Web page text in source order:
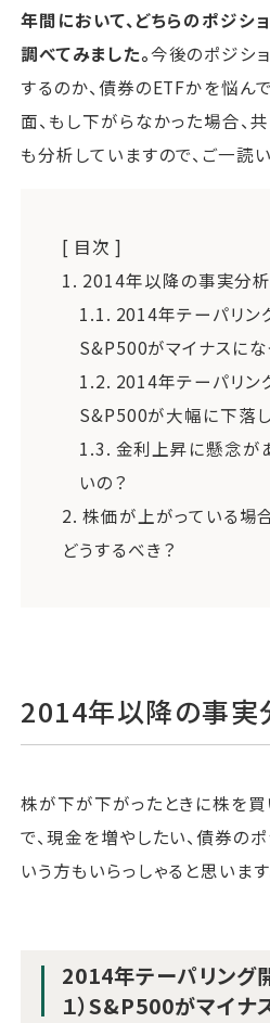
年間において、どちらのポジシ
調べてみました。今後のポジシ
するのか、債券のETFかを悩ん
面、もし下がらなかった場合、
も分析していますので、ご一読
[ 目次 ]
1. 2014年以降の事実分析
1.1. 2014年テーパリン
S&P500がマイナスにな
1.2. 2014年テーパリン
S&P500が大幅に下落
1.3. 金利上昇に懸念が
いの？
2. 株価が上がっている場
どうするべき？
2014年以降の事実
株が下が下がったときに株を
で、現金を増やしたい、債券の
いう方もいらっしゃると思います
2014年テーパリング
１）S&P500がマイナ